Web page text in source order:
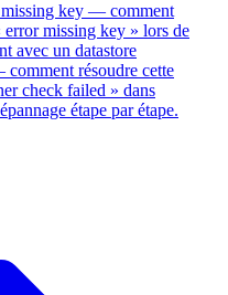
key — comment
missing key » lors de
avec un datastore
résoudre cette
check failed » dans
étape par étape.